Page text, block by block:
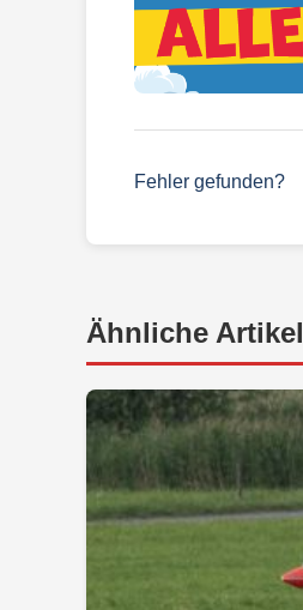
Fehler gefunden?
Ähnliche Artikel